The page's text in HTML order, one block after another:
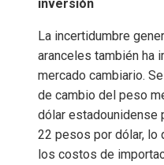
inversión
La incertidumbre
aranceles también ha
mercado cambiario.
de cambio del peso
dólar estadounidense
22 pesos por dólar, lo
los costos de